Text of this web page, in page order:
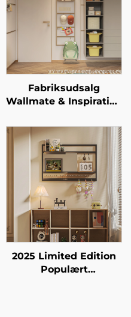
Fabriksudsalg
Wallmate & Inspiration
vægreol hjemmedekor
væghængt opbevaring
bag døren
2025 Limited Edition
Populært